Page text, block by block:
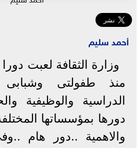
أحمد سليم
وزارة الثقافة لعبت
منذ طفولتى
الدراسية والوظيفية
دورها بمؤسساتها
والاهمية ..دور هام